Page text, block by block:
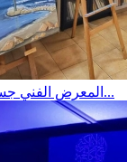
المعرض الفني جسر الزرقاء - "قصة بلد...